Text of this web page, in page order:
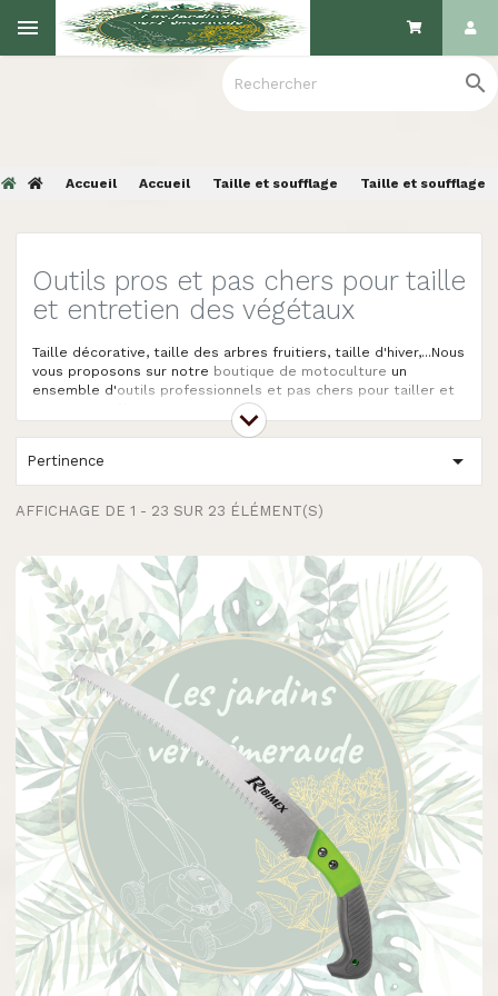

Accueil Accueil Taille et soufflage Taille et soufflage
Outils pros et pas chers pour taille
et entretien des végétaux
Taille décorative, taille des arbres fruitiers, taille d'hiver,...Nous
vous proposons sur notre boutique de motoculture un
ensemble d'outils professionnels et pas chers pour tailler et
végétaux
Tailler un végétal se fait aussi bien pour notre confort visuel
que pour le bien-être de l'arbre ou de la plante. En effet,
élaguer un arbre, un arbuste, une plante à fleur, ou un fruitier
contribue à l'aider à conserver une meilleure santé. Cette
intervention est également bénéfique pour la santé et la
En effet, la taille de l'arbre, l'arbuste, fruitier, c'est bien plus
que la coupe de feuilles. C'est aussi un moyen de :
stopper la propagation de maladies sur l'arbre,
aider à une meilleure pénétration de la lumière, grâce à
l'aération et à la création d'espaces entre les branches,
créer des formes décoratives et à embellir le paysage,
débarrasser les plants des cellules mortes ,
renforcer la plante pour des récoltes plus abondantes,
...
Quel que soit le type de taille que vous souhaitez opérer,
taille d'entretien
taille de rajeunissement,taille de floraison
taille de formation
taille de fructification, nous avons le
savoir-faire et surtout l'expérience pour vous proposer du
matériel adéquat et efficace.
Tronçonneuse Oleo mac,
Pertinence 
AFFICHAGE DE 1 - 23 SUR 23 ÉLÉMENT(S)